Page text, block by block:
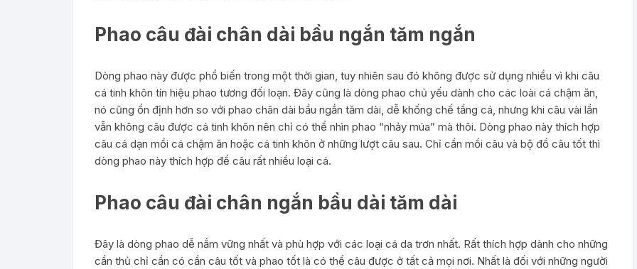
Phao câu đài chân dài bầu ngắn tăm ngắn
Dòng phao này được phổ biến trong một thời gian, tuy nhiên sau đó không được sử dụng nhiều vì khi câu
cá tinh khôn tín hiệu phao tương đối loạn. Đây cũng là dòng phao chủ yếu dành cho các loài cá chậm ăn,
nó cũng ổn định hơn so với phao chân dài bầu ngắn tăm dài, dễ khống chế tầng cá, nhưng khi câu vài lần
vẫn không câu được cá tinh khôn nên chỉ có thể nhìn phao “nhảy múa” mà thôi. Dòng phao này thích hợp
câu cá dạn mồi cá chậm ăn hoặc cá tinh khôn ở những lượt câu sau. Chỉ cần mồi câu và bộ đồ câu tốt thì
dòng phao này thích hợp để câu rất nhiều loại cá.
Phao câu đài chân ngắn bầu dài tăm dài
Đây là dòng phao dễ nắm vững nhất và phù hợp với các loại cá da trơn nhất. Rất thích hợp dành cho những
cần thủ chỉ cần có cần câu tốt và phao tốt là có thể câu được ở tất cả mọi nơi. Nhất là đối với những người